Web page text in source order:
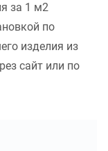
за 1 м2
по
изделия из
сайт или по